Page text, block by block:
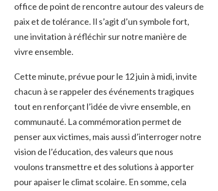
office de point de rencontre autour des valeurs de
paix et de tolérance. Il s’agit d’un symbole fort,
une invitation à réfléchir sur notre manière de
vivre ensemble.
Cette minute, prévue pour le 12 juin à midi, invite
chacun à se rappeler des événements tragiques
tout en renforçant l’idée de vivre ensemble, en
communauté. La commémoration permet de
penser aux victimes, mais aussi d’interroger notre
vision de l’éducation, des valeurs que nous
voulons transmettre et des solutions à apporter
pour apaiser le climat scolaire. En somme, cela